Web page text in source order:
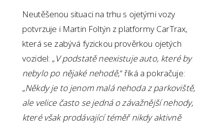
Neutěšenou situaci na trhu s ojetými vozy
potvrzuje i Martin Foltýn z platformy CarTrax,
která se zabývá fyzickou prověrkou ojetých
vozidel: „ V podstatě neexistuje auto, které by
nebylo po nějaké nehodě,“ říká a pokračuje:
„Někdy je to jenom malá nehoda z parkoviště,
ale velice často se jedná o závažnější nehody,
které však prodávající téměř nikdy aktivně